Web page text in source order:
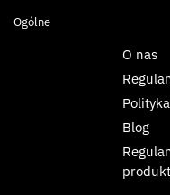
Ogólne
O nas
Blog